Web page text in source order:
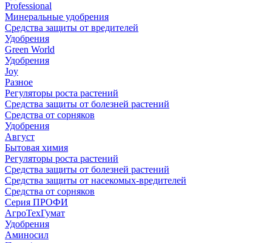
Professional
Минеральные удобрения
Средства защиты от вредителей
Удобрения
Green World
Удобрения
Joy
Разное
Регуляторы роста растений
Средства защиты от болезней растений
Средства от сорняков
Удобрения
Август
Бытовая химия
Регуляторы роста растений
Средства защиты от болезней растений
Средства защиты от насекомых-вредителей
Средства от сорняков
Серия ПРОФИ
АгроТехГумат
Удобрения
Аминосил